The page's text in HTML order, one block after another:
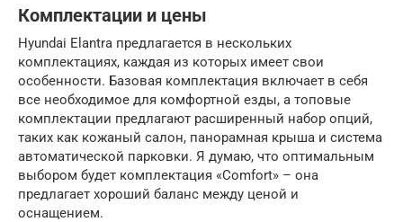
Комплектации и цены
Hyundai Elantra предлагается в нескольких
комплектациях, каждая из которых имеет свои
особенности. Базовая комплектация включает в себя
все необходимое для комфортной езды, а топовые
комплектации предлагают расширенный набор опций,
таких как кожаный салон, панорамная крыша и система
автоматической парковки. Я думаю, что оптимальным
выбором будет комплектация «Comfort» – она
предлагает хороший баланс между ценой и
оснащением.